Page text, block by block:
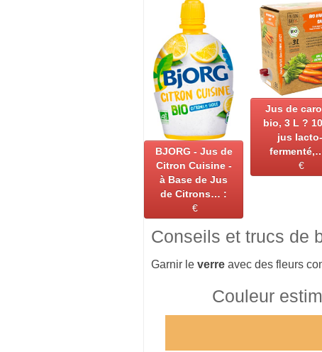
BJORG - Jus de
Citron Cuisine -
à Base de Jus
de Citrons… :
€
Jus de
bio, 3 L ?
jus lacto-
€
Conseils et trucs de
Garnir le verre avec des fleurs
Couleur